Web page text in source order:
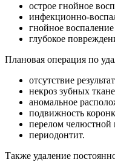
острое гнойное
инфекционно-
гнойное
глубокое
Плановая операция по
отсутствие
некроз зубных
аномальное
подвижность
перелом челюстной
периодонтит.
Также удаление